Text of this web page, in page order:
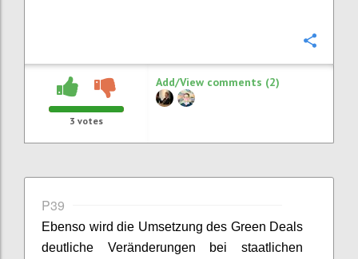
3 votes
Add/View comments (2)
P39
Ebenso wird die Umsetzung des Green Deals
deutliche Veränderungen bei staatlichen